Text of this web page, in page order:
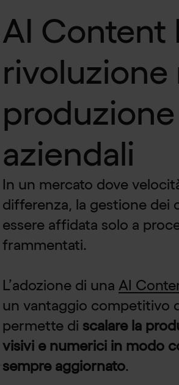
AI Content
rivoluzione
aziendali
In un mercato dove
differenza, la gestione dei
essere affidata solo a
frammentati.
L’adozione di una AI
un vantaggio competitivo
permette di scalare la
visivi e numerici in modo
sempre aggiornato.